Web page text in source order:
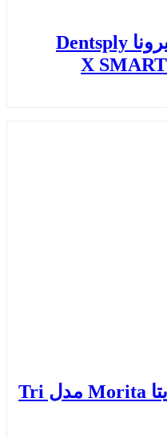
روتاری دنتسپلای سیرونا Dentsply
دستگاه روتاری موریتا Morita مدل Tri